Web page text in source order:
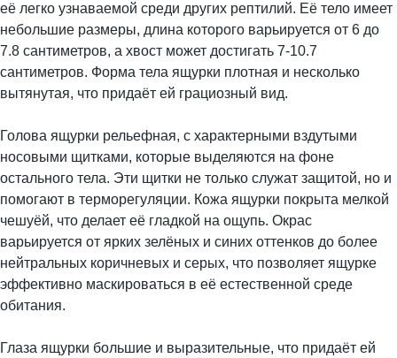
её легко узнаваемой среди других рептилий. Её тело имеет
небольшие размеры, длина которого варьируется от 6 до
7.8 сантиметров, а хвост может достигать 7-10.7
сантиметров. Форма тела ящурки плотная и несколько
вытянутая, что придаёт ей грациозный вид.
Голова ящурки рельефная, с характерными вздутыми
носовыми щитками, которые выделяются на фоне
остального тела. Эти щитки не только служат защитой, но и
помогают в терморегуляции. Кожа ящурки покрыта мелкой
чешуёй, что делает её гладкой на ощупь. Окрас
варьируется от ярких зелёных и синих оттенков до более
нейтральных коричневых и серых, что позволяет ящурке
эффективно маскироваться в её естественной среде
обитания.
Глаза ящурки большие и выразительные, что придаёт ей